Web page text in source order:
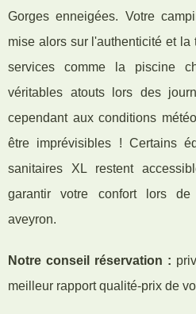
Gorges enneigées. Votre
mise alors sur l'authenticité et
services comme la piscine
véritables atouts lors des
cependant aux conditions
être imprévisibles ! Certains
sanitaires XL restent
garantir votre confort lors
aveyron.
Notre conseil réservation :
meilleur rapport qualité-prix de